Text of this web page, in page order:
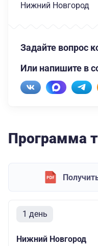
Нижний Новгород
Задайте вопрос
Или напишите в
Программа
1 день
Нижний Новгород